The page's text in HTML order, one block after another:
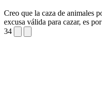
Creo que la caza de animales
excusa válida para cazar, es
34